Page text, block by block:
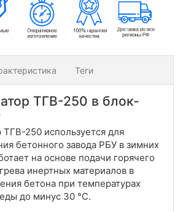
Теги
ТГВ-250 в блок-
ТГВ-250 используется для
бетонного завода РБУ в зимних
на основе подачи горячего
инертных материалов в
бетона при температурах
до минус 30 °C.